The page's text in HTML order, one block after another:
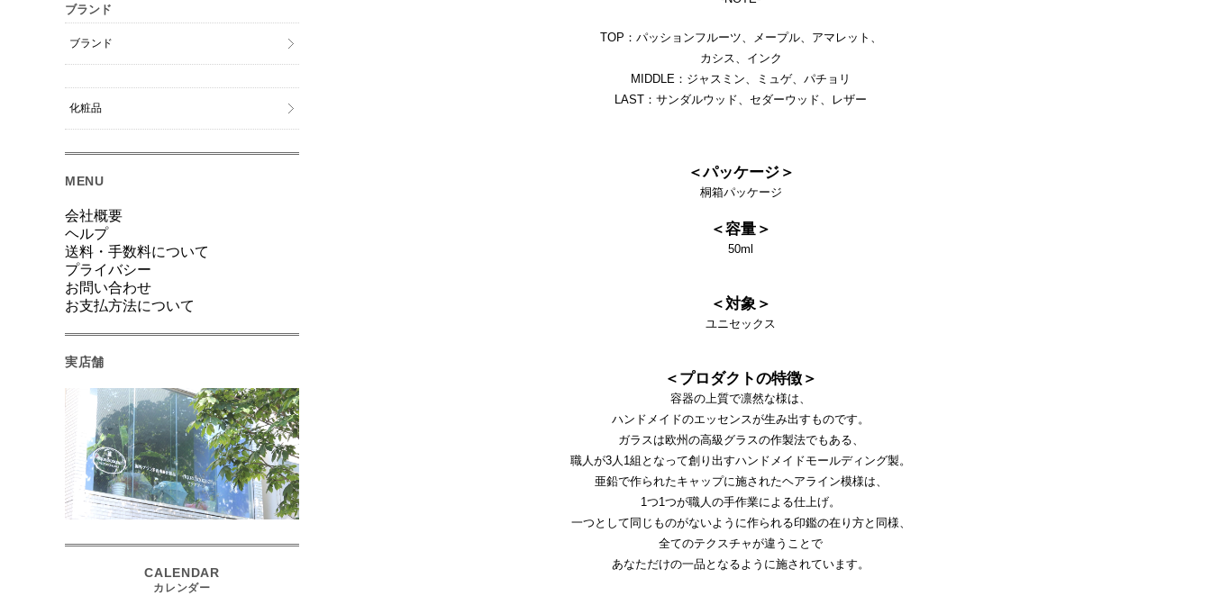
TOP：パッションフルーツ、メープル、アマレット、
カシス、インク
MIDDLE：ジャスミン、ミュゲ、パチョリ
LAST：サンダルウッド、セダーウッド、レザー
＜パッケージ＞
桐箱パッケージ
＜容量＞
50ml
＜対象＞
ユニセックス
＜プロダクトの特徴＞
容器の上質で凛然な様は、
ハンドメイドのエッセンスが生み出すものです。
ガラスは欧州の高級グラスの作製法でもある、
職人が3人1組となって創り出すハンドメイドモールディング製。
亜鉛で作られたキャップに施されたヘアライン模様は、
1つ1つが職人の手作業による仕上げ。
一つとして同じものがないように作られる印鑑の在り方と同様、
全てのテクスチャが違うことで
あなただけの一品となるように施されています。
ブランド
ブランド
化粧品
MENU
会社概要
ヘルプ
送料・手数料について
プライバシー
お問い合わせ
お支払方法について
実店舗